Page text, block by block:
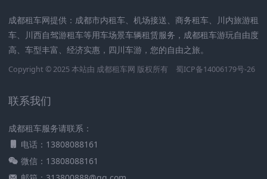
成都租车网提供：成都市内租车、机场接送、商务租车、川内旅游租
车、川西自驾游租车等用车场景车辆租赁服务，成都租车游玩自由度
高、车型丰富、经济实惠，四川车游，您的自由之旅。
Copyright © 2025 本站由 成都租车网 版权所有 蜀ICP备14006179号-26
联系我们
成都租车服务请联系：
电话：13808088161
微信：13808088161